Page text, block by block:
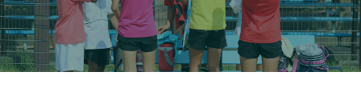
大会・イベント
ブログ